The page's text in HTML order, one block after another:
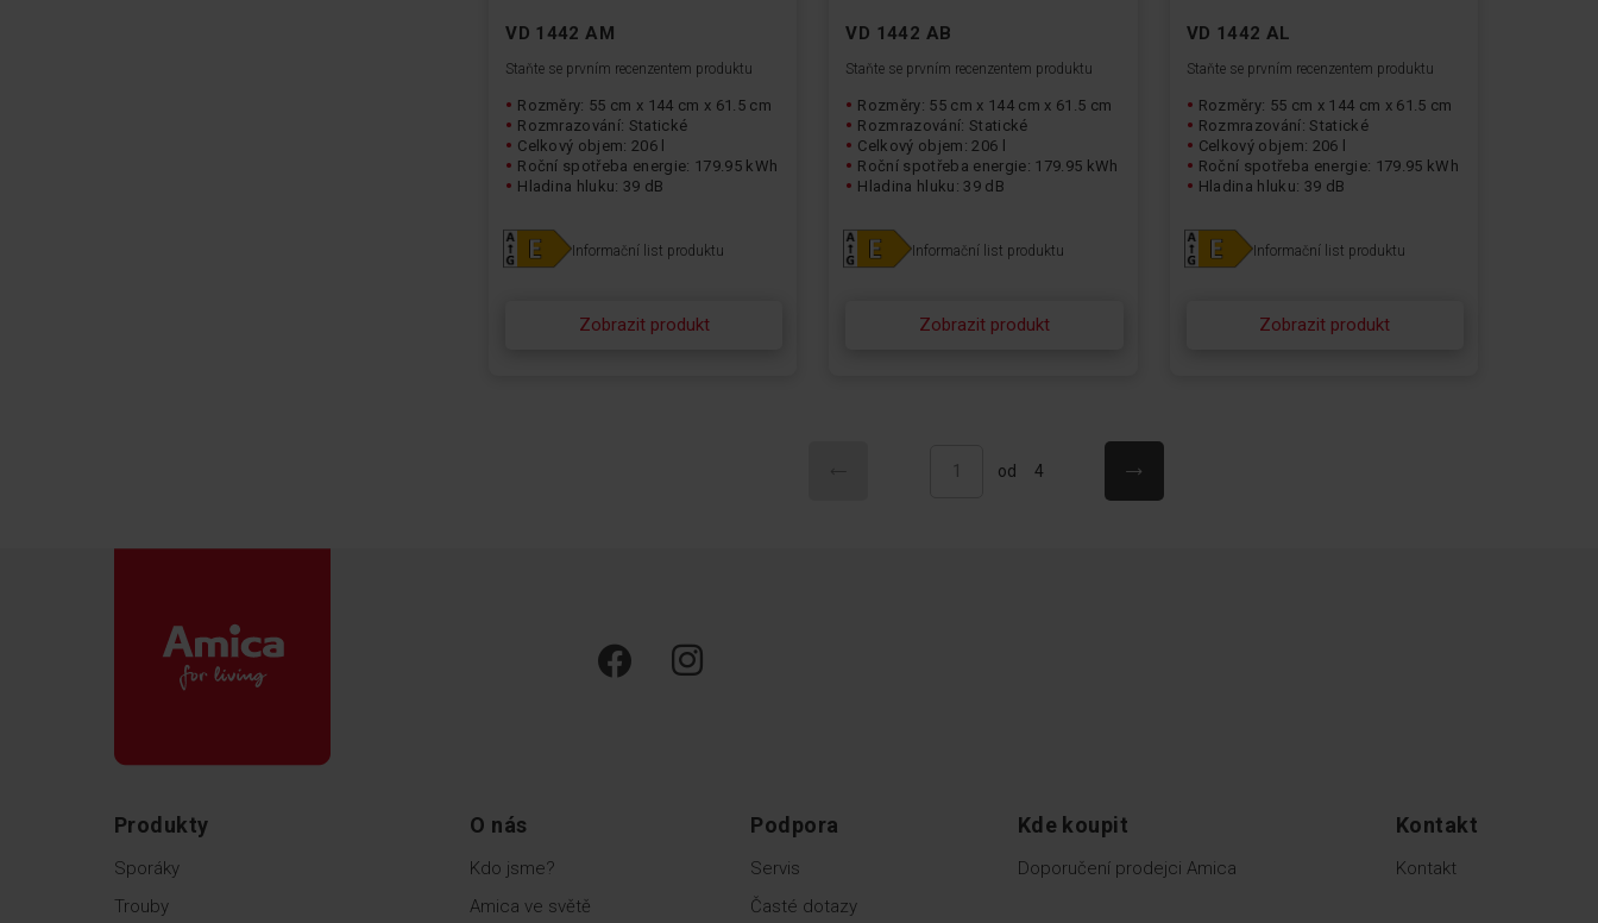
VD 1442 AM
Zobrazit produkt
Staňte se prvním recenzentem produktu
Rozměry: 55 cm x 144 cm x 61.5 cm
Rozmrazování: Statické
Celkový objem: 206 l
Roční spotřeba energie: 179.95 kWh
Hladina hluku: 39 dB
Informační list produktu
VD 1442 AB
Zobrazit produkt
Staňte se prvním recenzentem produktu
Rozměry: 55 cm x 144 cm x 61.5 cm
Rozmrazování: Statické
Celkový objem: 206 l
Roční spotřeba energie: 179.95 kWh
Hladina hluku: 39 dB
Informační list produktu
VD 1442 AL
Zobrazit produkt
Staňte se prvním recenzentem produktu
Rozměry: 55 cm x 144 cm x 61.5 cm
Rozmrazování: Statické
Celkový objem: 206 l
Roční spotřeba energie: 179.95 kWh
Hladina hluku: 39 dB
Informační list produktu
Právě si prohlížíte stránku
od 4
Produkty
Sporáky
Trouby
O nás
Kdo jsme?
Amica ve světě
Podpora
Servis
Časté dotazy
Kde koupit
Doporučení prodejci Amica
Kontakt
Kontakt